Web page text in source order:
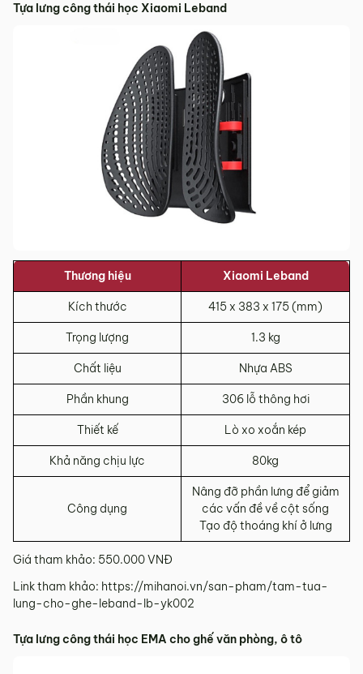
Tựa lưng công thái học Xiaomi Leband
Thương hiệu Xiaomi Leband
Kích thước 415 x 383 x 175 (mm)
Trọng lượng 1.3 kg
Chất liệu Nhựa ABS
Phần khung 306 lỗ thông hơi
Thiết kế Lò xo xoắn kép
Khả năng chịu lực 80kg
Công dụng
Nâng đỡ phần lưng để giảm
các vấn đề về cột sống
Tạo độ thoáng khí ở lưng
Giá tham khảo: 550.000 VNĐ
Link tham khảo: https://mihanoi.vn/san-pham/tam-tua-
lung-cho-ghe-leband-lb-yk002
Tựa lưng công thái học EMA cho ghế văn phòng, ô tô